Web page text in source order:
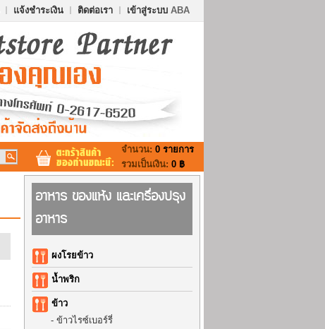
แจ้งชำระเงิน ติดต่อเรา เข้าสู่ระบบ ABA
จำนวน: 0 รายการ
รวมเป็นเงิน: 0 ฿
อาหาร ของแห้ง และเครื่องปรุง
อาหาร
ผงโรยข้าว
น้ำพริก
ข้าว
- ข้าวไรซ์เบอร์รี่